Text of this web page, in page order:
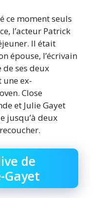
ce moment seuls
l’acteur Patrick
Il était
épouse, l’écrivain
de ses deux
une ex-
Close
et Julie Gayet
jusqu’à deux
de
Gayet